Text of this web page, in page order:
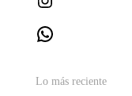
Lo más reciente